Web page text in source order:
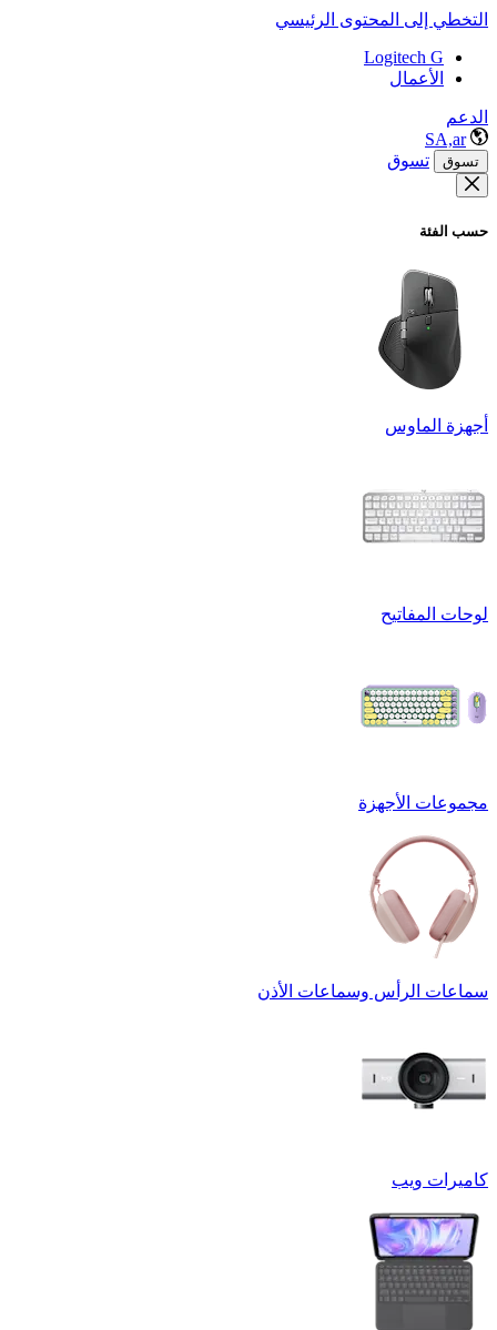
التخطي إلى المحتوى الرئيسي
Logitech G
الأعمال
الدعم
SA,ar
تسوق تسوق
حسب الفئة
أجهزة الماوس
لوحات المفاتيح
مجموعات الأجهزة
سماعات الرأس وسماعات الأذن
كاميرات ويب